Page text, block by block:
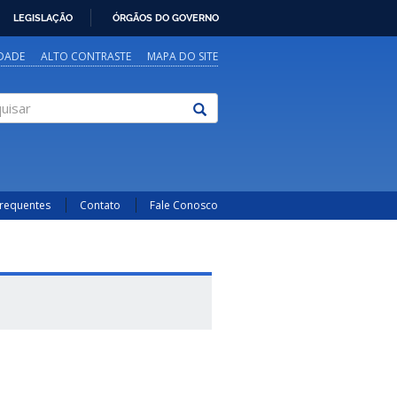
LEGISLAÇÃO ÓRGÃOS DO GOVERNO
ALTO CONTRASTE MAPA DO SITE
Contato Fale Conosco